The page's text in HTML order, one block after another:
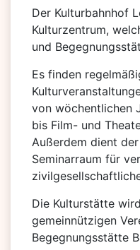
Der Kulturbahnhof
Kulturzentrum,
und
Es finden
von wöchentlichen
bis Film- und
Außerdem dient
Seminarraum für
Die Kulturstätte
gemeinnützigen
Begegnungsstätte